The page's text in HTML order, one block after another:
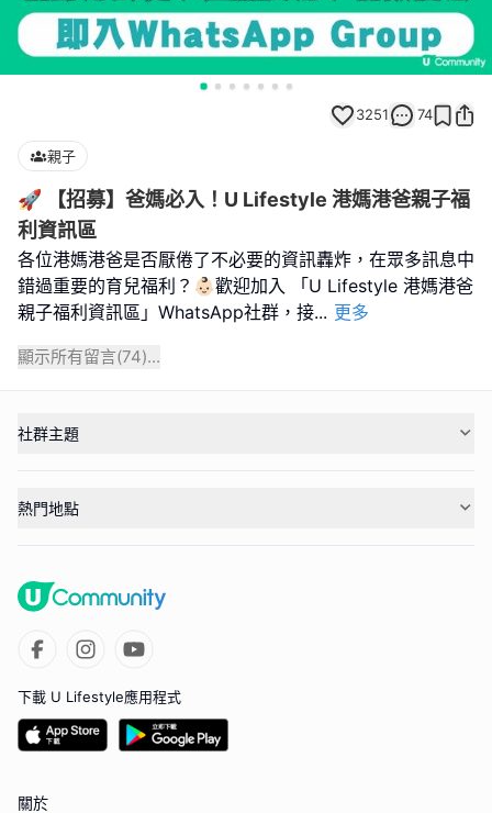
3251 74
親子
🚀 【招募】爸媽必入！U Lifestyle 港媽港爸親子福
利資訊區
各位港媽港爸是否厭倦了不必要的資訊轟炸，在眾多訊息中
錯過重要的育兒福利？👶🏻歡迎加入 「U Lifestyle 港媽港爸
親子福利資訊區」WhatsApp社群，接... 更多
顯示所有留言(74)...
社群主題
熱門地點
下載 U Lifestyle應用程式
關於